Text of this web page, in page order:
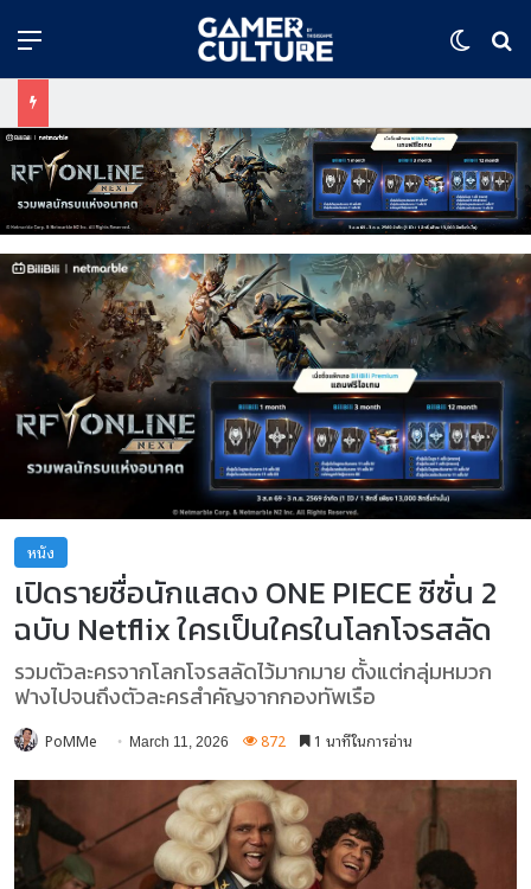
Menu
หนัง
เปิดรายชื่อนักแสดง ONE PIECE ซีซั่น 2
ฉบับ Netflix ใครเป็นใครในโลกโจรสลัด
รวมตัวละครจากโลกโจรสลัดไว้มากมาย ตั้งแต่กลุ่มหมวก
ฟางไปจนถึงตัวละครสำคัญจากกองทัพเรือ
PoMMe March 11, 2026 872 1 นาทีในการอ่าน